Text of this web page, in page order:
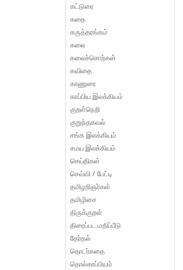
கட்டுரை
கதை
கருத்தரங்கம்
கலை
கலைச்சொற்கள்
கவிதை
காணுரை
காப்பிய இலக்கியம்
குறள்நெறி
குறுந்தகவல்
சங்க இலக்கியம்
சமய இலக்கியம்
செய்திகள்
செவ்வி / பேட்டி
தமிழறிஞர்கள்
தமிழிசை
திருக்குறள்
திரைப்பட மதிப்பீடு
தேர்தல்
தொடர்கதை
தொல்காப்பியம்